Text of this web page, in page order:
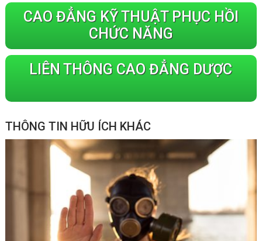
CAO ĐẲNG KỸ THUẬT PHỤC HỒI
CHỨC NĂNG
LIÊN THÔNG CAO ĐẲNG DƯỢC
THÔNG TIN HỮU ÍCH KHÁC